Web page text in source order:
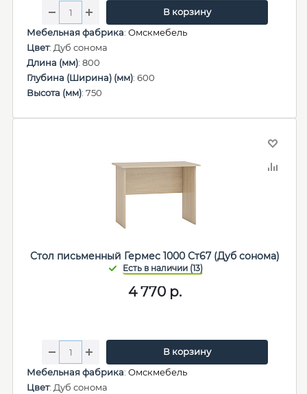
В корзину
Мебельная фабрика: Омскмебель
Цвет: Дуб сонома
Длина (мм): 800
Глубина (Ширина) (мм): 600
Высота (мм): 750
Стол письменный Гермес 1000 Ст67 (Дуб сонома)
4 770 р.
В корзину
Мебельная фабрика: Омскмебель
Цвет: Дуб сонома